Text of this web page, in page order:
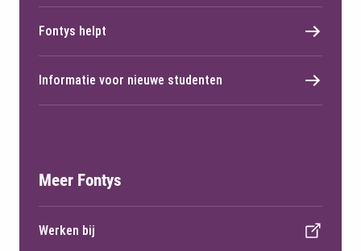
Fontys helpt
Informatie voor nieuwe studenten
Meer Fontys
Werken bij